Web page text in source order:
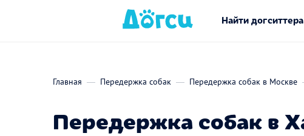
Найти догситтера
Главная Передержка собак Передержка собак в Москве
Передержка собак в